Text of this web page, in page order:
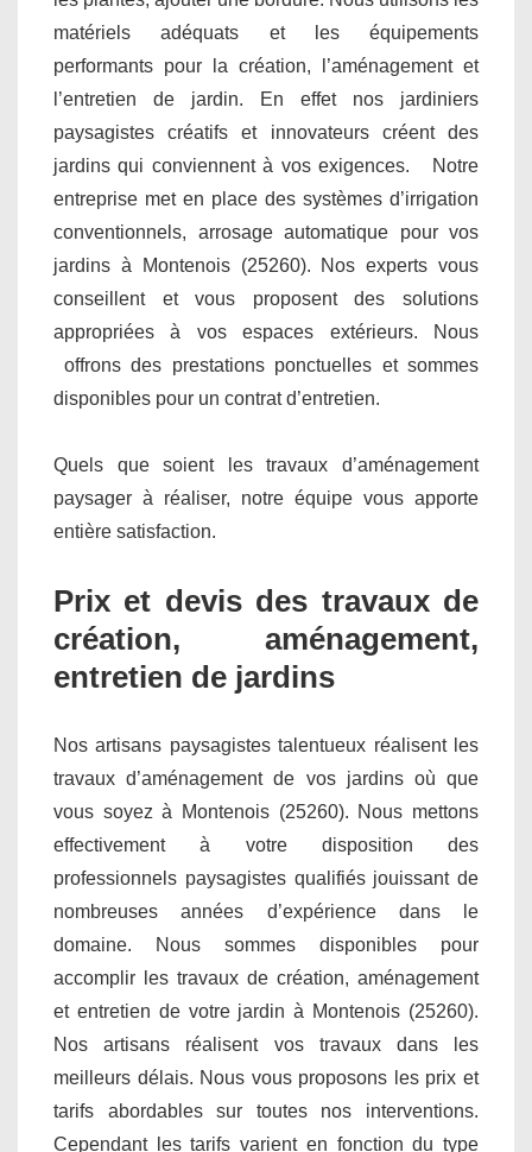
matériels adéquats et les équipements
performants pour la création, l’aménagement et
l’entretien de jardin. En effet nos jardiniers
paysagistes créatifs et innovateurs créent des
jardins qui conviennent à vos exigences. Notre
entreprise met en place des systèmes d’irrigation
conventionnels, arrosage automatique pour vos
jardins à Montenois (25260). Nos experts vous
conseillent et vous proposent des solutions
appropriées à vos espaces extérieurs. Nous
offrons des prestations ponctuelles et sommes
disponibles pour un contrat d’entretien.
Quels que soient les travaux d’aménagement
paysager à réaliser, notre équipe vous apporte
entière satisfaction.
Prix et devis des travaux de
création, aménagement,
entretien de jardins
Nos artisans paysagistes talentueux réalisent les
travaux d’aménagement de vos jardins où que
vous soyez à Montenois (25260). Nous mettons
effectivement à votre disposition des
professionnels paysagistes qualifiés jouissant de
nombreuses années d’expérience dans le
domaine. Nous sommes disponibles pour
accomplir les travaux de création, aménagement
et entretien de votre jardin à Montenois (25260).
Nos artisans réalisent vos travaux dans les
meilleurs délais. Nous vous proposons les prix et
tarifs abordables sur toutes nos interventions.
Cependant les tarifs varient en fonction du type